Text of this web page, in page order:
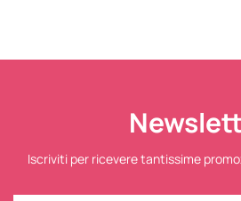
Iscriviti per ricevere tantissime